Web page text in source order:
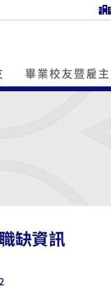
畢業校友暨雇
缺資訊